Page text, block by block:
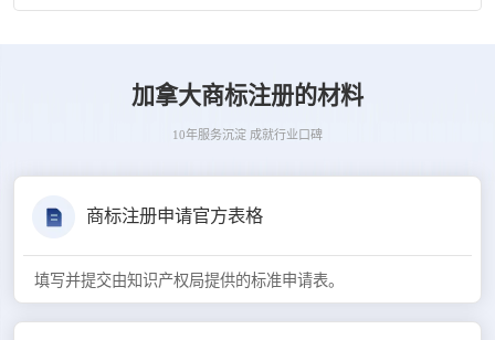
加拿大商标注册的材料
10年服务沉淀 成就行业口碑
商标注册申请官方表格
填写并提交由知识产权局提供的标准申请表。